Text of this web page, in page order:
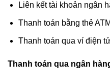
Liên kết tài khoản ngân
Thanh toán bằng thẻ
Thanh toán qua ví điện
Thanh toán qua ngân